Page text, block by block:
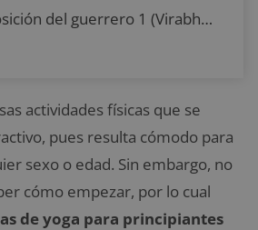
Posición del guerrero 1 (Virabhadrasana 1)
actividades físicas que se
pues resulta cómodo para
sexo o edad. Sin embargo, no
cómo empezar, por lo cual
de yoga para principiantes